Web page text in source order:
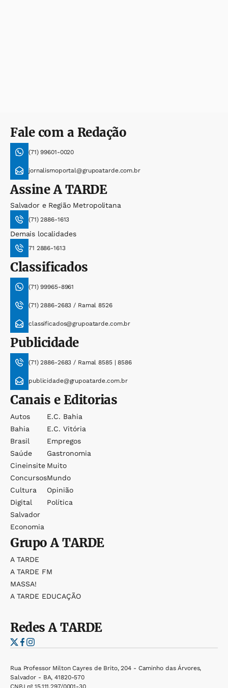
Fale com a Redação
(71) 99601-0020
jornalismoportal@grupoatarde.com.br
AssineA TARDE
Salvador e Região Metropolitana
(71) 2886-1613
Demais localidades
71 2886-1613
Classificados
(71) 99965-8961
(71) 2886-2683 / Ramal 8526
classificados@grupoatarde.com.br
Publicidade
(71) 2886-2683 / Ramal 8585 | 8586
publicidade@grupoatarde.com.br
Canais e Editorias
Autos
Bahia
Brasil
Saúde
Cineinsite
Concursos
Cultura
Digital
Salvador
Economia
E.c. Bahia
E.c. Vitória
Empregos
Gastronomia
Muito
Mundo
Opinião
Política
GrupoA TARDE
A TARDE
A TARDE FM
MASSA!
A TARDE EDUCAÇÃO
RedesA TARDE
Rua Professor Milton Cayres de Brito, 204 - Caminho das Árvores,
Salvador - BA, 41820-570
CNPJ nº 15.111.297/0001-30